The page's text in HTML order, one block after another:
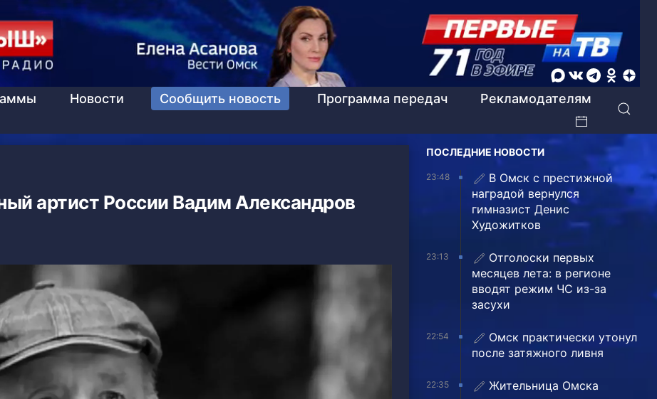
Новости Сообщить новость Программа передач
Рекламодателям
артист России Вадим Александров
ПОСЛЕДНИЕ НОВОСТИ
23:48
В Омск с престижной
наградой вернулся
гимназист Денис
Художитков
23:13
Отголоски первых
месяцев лета: в регионе
вводят режим ЧС из-за
засухи
22:54
Омск практически утонул
после затяжного ливня
22:35
Жительница Омска